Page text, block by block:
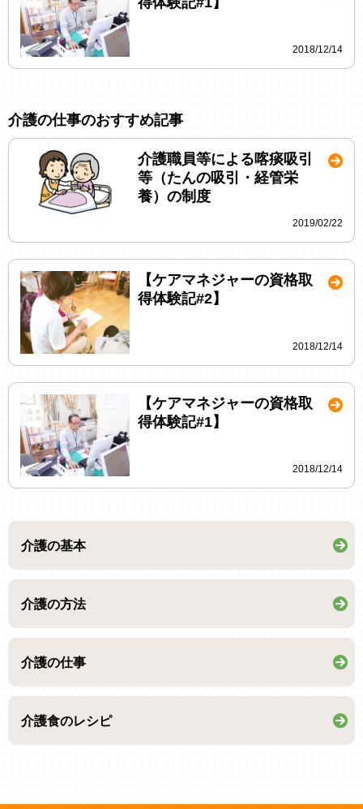
2018/12/14
介護の仕事のおすすめ記事
介護職員等による喀痰吸引
等（たんの吸引・経管栄
養）の制度
2019/02/22
【ケアマネジャーの資格取
得体験記#2】
2018/12/14
【ケアマネジャーの資格取
得体験記#1】
2018/12/14
介護の基本
介護の方法
介護の仕事
介護食のレシピ